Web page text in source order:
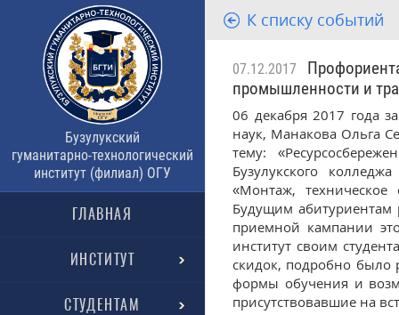
Бузулукский
гуманитарно-технологический
институт (филиал) ОГУ
ГЛАВНАЯ
ИНСТИТУТ
СТУДЕНТАМ
К списку событий
07.12.2017
промышленности и
06 декабря 2017 года
наук, Манакова Ольга
тему:
Бузулукского
«Монтаж,
Будущим абитуриентам
приемной кампании
институт своим
скидок, подробно было
формы обучения и
присутствовавшие на